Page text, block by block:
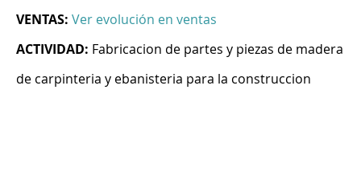
VENTAS: Ver evolución en ventas
ACTIVIDAD: Fabricacion de partes y piezas de madera
de carpinteria y ebanisteria para la construccion